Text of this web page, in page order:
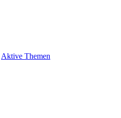
Aktive Themen